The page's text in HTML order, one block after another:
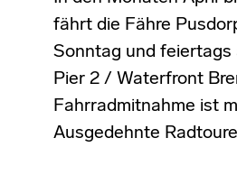
fährt die Fähre
Sonntag und feiertags
Pier 2 / Waterfront
Fahrradmitnahme ist
Ausgedehnte